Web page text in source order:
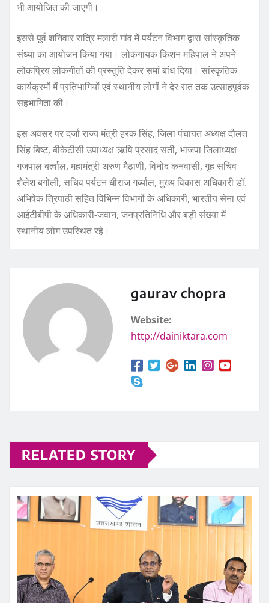
भी आयोजित की जाएगी।
इससे पूर्व शनिवार रात्रि मलारी गांव में पर्यटन विभाग द्वारा सांस्कृतिक
संध्या का आयोजन किया गया। लोकगायक किशन महिपाल ने अपने
लोकप्रिय लोकगीतों की प्रस्तुति देकर समां बांध दिया। सांस्कृतिक
कार्यक्रमों में प्रतिभागियों एवं स्थानीय लोगों ने देर रात तक उत्साहपूर्वक
सहभागिता की।
इस अवसर पर दर्जा राज्य मंत्री हरक सिंह, जिला पंचायत अध्यक्ष दौलत
सिंह बिष्ट, बीकेटीसी उपाध्यक्ष ऋषि प्रसाद सती, भाजपा जिलाध्यक्ष
गजपाल बर्त्वाल, महामंत्री अरुण मैठाणी, विनोद कनवासी, गृह सचिव
शैलेश बगोली, सचिव पर्यटन धीराज गर्ब्याल, मुख्य विकास अधिकारी डॉ.
अभिषेक त्रिपाठी सहित विभिन्न विभागों के अधिकारी, भारतीय सेना एवं
आईटीबीपी के अधिकारी-जवान, जनप्रतिनिधि और बड़ी संख्या में
स्थानीय लोग उपस्थित रहे।
gaurav chopra
Website:
http://dainiktara.com
RELATED STORY